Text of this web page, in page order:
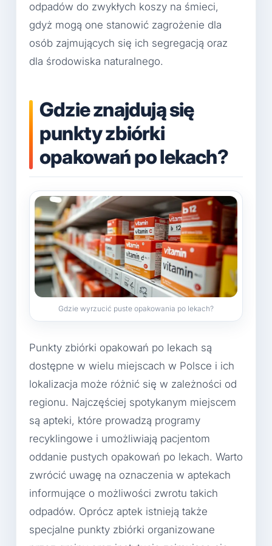
odpadów do zwykłych koszy na śmieci,
gdyż mogą one stanowić zagrożenie dla
osób zajmujących się ich segregacją oraz
dla środowiska naturalnego.
Gdzie znajdują się
punkty zbiórki
opakowań po lekach?
Gdzie wyrzucić puste opakowania po lekach?
Punkty zbiórki opakowań po lekach są
dostępne w wielu miejscach w Polsce i ich
lokalizacja może różnić się w zależności od
regionu. Najczęściej spotykanym miejscem
są apteki, które prowadzą programy
recyklingowe i umożliwiają pacjentom
oddanie pustych opakowań po lekach. Warto
zwrócić uwagę na oznaczenia w aptekach
informujące o możliwości zwrotu takich
odpadów. Oprócz aptek istnieją także
specjalne punkty zbiórki organizowane